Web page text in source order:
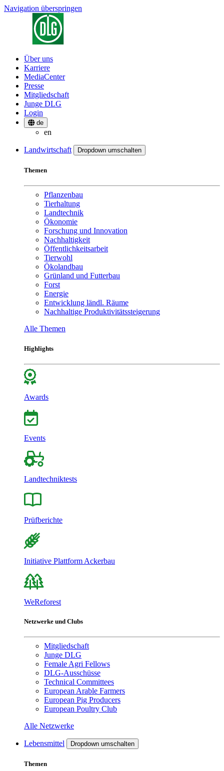
Navigation überspringen
Über uns
Karriere
MediaCenter
Presse
Mitgliedschaft
Junge DLG
Login
de
en
Landwirtschaft Dropdown umschalten
Themen
Pflanzenbau
Tierhaltung
Landtechnik
Ökonomie
Forschung und Innovation
Nachhaltigkeit
Öffentlichkeitsarbeit
Tierwohl
Ökolandbau
Grünland und Futterbau
Forst
Energie
Entwicklung ländl. Räume
Nachhaltige Produktivitätssteigerung
Alle Themen
Highlights
Awards
Events
Landtechniktests
Prüfberichte
Initiative Plattform Ackerbau
WeReforest
Netzwerke und Clubs
Mitgliedschaft
Junge DLG
Female Agri Fellows
DLG-Ausschüsse
Technical Committees
European Arable Farmers
European Pig Producers
European Poultry Club
Alle Netzwerke
Lebensmittel Dropdown umschalten
Themen